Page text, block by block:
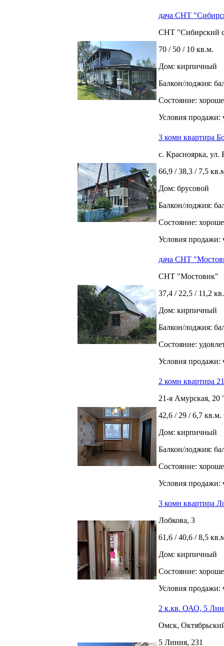
дача СНТ
СНТ "Сибирский
70 / 50 / 10 кв.м.
Дом: кирпичный
Балкон/лоджия:
Состояние:
Условия продажи:
3 комн квартира
с. Красноярка, ул.
66,9 / 38,3 / 7,5
Дом: брусовой
Балкон/лоджия:
Состояние:
Условия продажи:
дача СНТ
СНТ "Мостовик"
37,4 / 22,5 / 11,2
Дом: кирпичный
Балкон/лоджия:
Состояние:
Условия продажи:
2 комн квартира
21-я Амурская, 20
42,6 / 29 / 6,7 кв.м.
Дом: кирпичный
Балкон/лоджия:
Состояние:
Условия продажи:
3 комн квартира
Лобкова, 3
61,6 / 40,6 / 8,5
Дом: кирпичный
Состояние:
Условия продажи:
2 к.кв. ОАО, 5
Омск,
5 Линия, 231